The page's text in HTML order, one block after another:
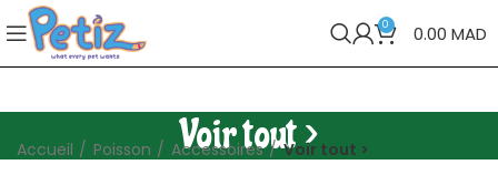
0 0.00 MAD
Voir tout >
Accueil Poisson Accessoires Voir tout >